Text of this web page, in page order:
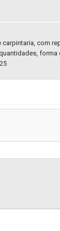
com